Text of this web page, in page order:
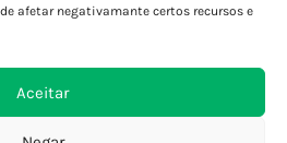
afetar negativamante certos recursos e
Aceitar
Internacionais
e Trocas